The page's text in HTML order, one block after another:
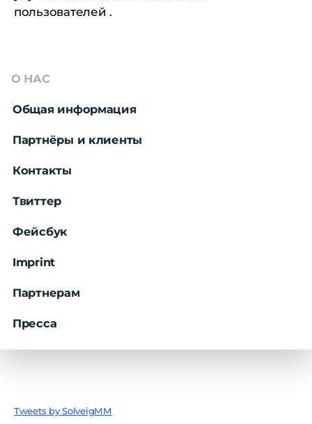
пользователей .
О НАС
Общая информация
Партнёры и клиенты
Контакты
Твиттер
Фейсбук
Imprint
Партнерам
Пресса
Tweets by SolveigMM